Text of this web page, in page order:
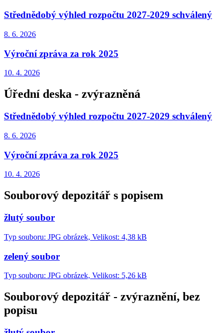
Střednědobý výhled rozpočtu 2027-2029 schválený
8. 6. 2026
Výroční zpráva za rok 2025
10. 4. 2026
Úřední deska - zvýrazněná
Střednědobý výhled rozpočtu 2027-2029 schválený
8. 6. 2026
Výroční zpráva za rok 2025
10. 4. 2026
Souborový depozitář s popisem
žlutý soubor
Typ souboru: JPG obrázek, Velikost: 4,38 kB
zelený soubor
Typ souboru: JPG obrázek, Velikost: 5,26 kB
Souborový depozitář - zvýraznění, bez
popisu